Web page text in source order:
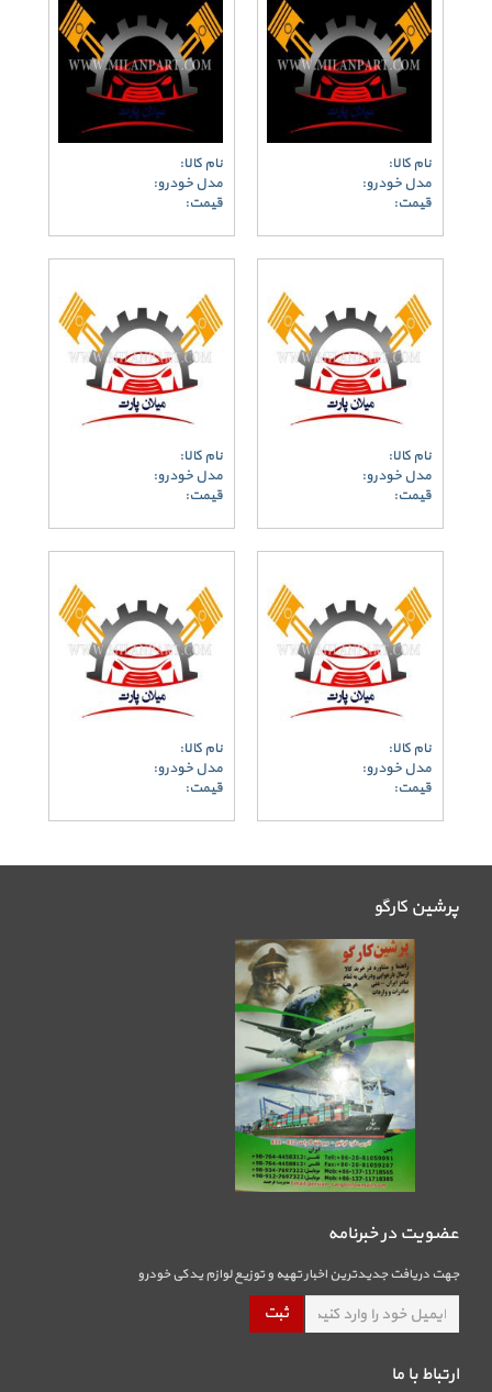
نام کالا:
مدل خودرو:
قیمت:
نام کالا:
مدل خودرو:
قیمت:
نام کالا:
مدل خودرو:
قیمت:
نام کالا:
مدل خودرو:
قیمت:
نام کالا:
مدل خودرو:
قیمت:
نام کالا:
مدل خودرو:
قیمت:
پرشین کارگو
عضویت در خبرنامه
جهت دریافت جدیدترین اخبار تهیه و توزیع لوازم یدکی خودرو
ارتباط با ما